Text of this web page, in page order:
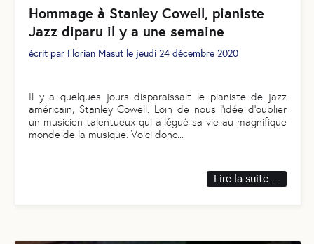
Hommage à Stanley Cowell, pianiste
Jazz diparu il y a une semaine
écrit par Florian Masut le jeudi 24 décembre 2020
Il y a quelques jours disparaissait le pianiste de jazz
américain, Stanley Cowell. Loin de nous l’idée d’oublier
un musicien talentueux qui a légué sa vie au magnifique
monde de la musique. Voici donc
Lire la suite ...